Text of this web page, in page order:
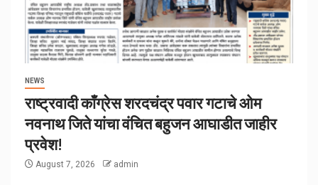
NEWS
राष्ट्रवादी काँग्रेस शरदचंद्र पवार गटाचे ओम
नवनाथ जिते यांचा वंचित बहुजन आघाडीत जाहीर
प्रवेश!
August 7, 2026 admin